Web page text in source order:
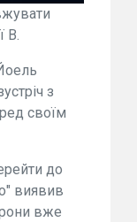
B.
з
своїм
до
виявив
вже